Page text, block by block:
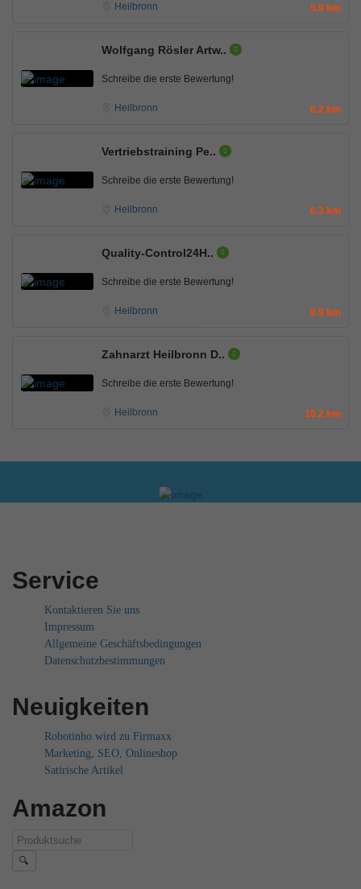
Heilbronn 5.9 km
Wolfgang Rösler Artw..
Schreibe die erste Bewertung!
Heilbronn 6.2 km
Vertriebstraining Pe..
Schreibe die erste Bewertung!
Heilbronn 6.3 km
Quality-Control24H..
Schreibe die erste Bewertung!
Heilbronn 8.9 km
Zahnarzt Heilbronn D..
Schreibe die erste Bewertung!
Heilbronn 10.2 km
Service
Kontaktieren Sie uns
Impressum
Allgemeine Geschäftsbedingungen
Datenschutzbestimmungen
Neuigkeiten
Robotinho wird zu Firmaxx
Marketing, SEO, Onlineshop
Satirische Artikel
Amazon
🔍